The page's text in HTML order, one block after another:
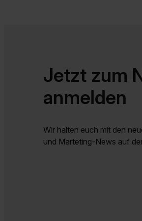
Jetzt zum
anmelden
Wir halten euch mit den
und Marteting-News auf